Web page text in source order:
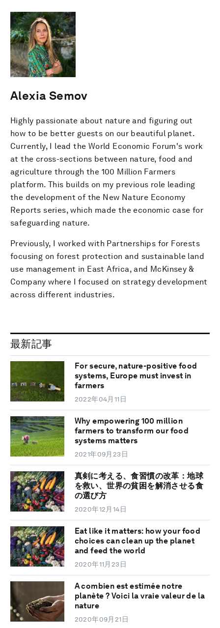
Alexia Semov
Highly passionate about nature and figuring out
how to be better guests on our beautiful planet.
Currently, I lead the World Economic Forum's work
at the cross-sections between nature, food and
agriculture through the 100 Million Farmers
platform. This builds on my previous role leading
the development of the New Nature Economy
Reports series, which made the economic case for
safeguarding nature.
Previously, I worked with Partnerships for Forests
focusing on forest protection and sustainable land
use management in East Africa, and McKinsey &
Company where I focused on strategy development
across different industries.
最新記事
For secure, nature-positive food
systems, Europe must invest in
farmers
2022年04月11日
Why empowering 100 million
farmers to transform our food
systems matters
2021年09月23日
真剣に考える、食習慣の改革：地球
を救い、世界の貧困を解消させる食
の選び方
2020年12月14日
Eat like it matters: how your food
choices can clean up the planet
and feed the world
2020年11月23日
A combien est estimée notre
planète ? Voici la vraie valeur de la
nature
2020年09月21日